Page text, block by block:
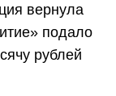
вернула
подало
рублей